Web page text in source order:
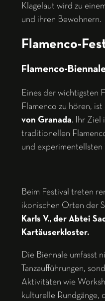
Klagelaut wird zu
und ihren Bewohnern.
Flamenco-
Flamenco-
Eines der wichtigsten
Flamenco zu hören, ist
von Granada. Ihr Ziel
traditionellen
und experimentellsten
Beim Festival treten
ikonischen Orten der
Karls V., der Abtei
Kartäuserkloster.
Die Biennale umfasst
Tanzaufführungen,
Aktivitäten wie
kulturelle Rundgänge,